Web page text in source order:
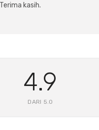
kasih.
4.9
DARI 5.0